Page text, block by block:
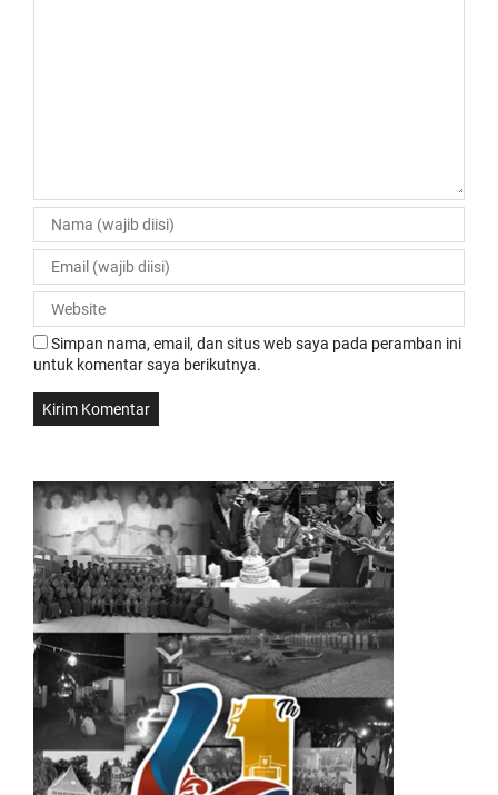
Simpan nama, email, dan situs web saya pada peramban ini
untuk komentar saya berikutnya.